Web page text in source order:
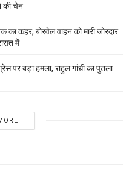
की चेन
कहर, बोरवेल वाहन को मारी जोरदार
में
पर बड़ा हमला, राहुल गांधी का पुतला